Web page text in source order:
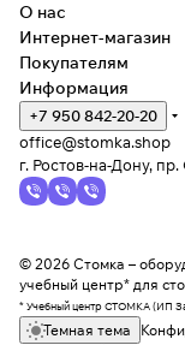
О нас
Интернет-магазин
Покупателям
Информация
+7 950 842-20-20
office@stomka.shop
г. Ростов-на-Дону, пр.
© 2026 Стомка –
учебный центр* для
* Учебный центр СТОМКА (ИП
Темная тема